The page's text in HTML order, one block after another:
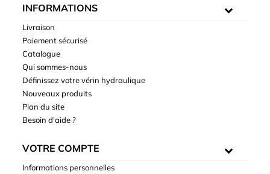
INFORMATIONS
Livraison
Paiement sécurisé
Catalogue
Qui sommes-nous
Définissez votre vérin hydraulique
Nouveaux produits
Plan du site
Besoin d'aide ?
VOTRE COMPTE
Informations personnelles